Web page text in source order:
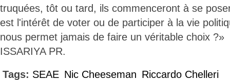
truquées, tôt ou tard, ils commenceront à se
est l'intérêt de voter ou de participer à la vie
nous permet jamais de faire un véritable choix ?»
ISSARIYA PR.
Tags: SEAE Nic Cheeseman Riccardo Chelleri